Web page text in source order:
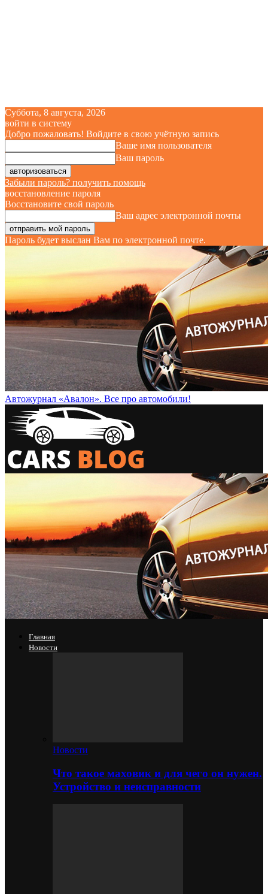
Суббота, 8 августа, 2026
войти в систему
Добро пожаловать! Войдите в свою учётную запись
Ваше имя пользователя
Ваш пароль
Забыли пароль? получить помощь
восстановление пароля
Восстановите свой пароль
Ваш адрес электронной почты
Пароль будет выслан Вам по электронной почте.
Автожурнал «Авалон». Все про автомобили!
Главная
Новости
Новости
Что такое маховик и для чего он нужен.
Устройство и неисправности